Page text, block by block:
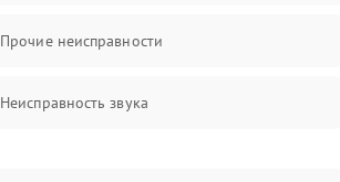
Прочие неисправности
Неисправность звука